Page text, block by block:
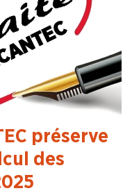
préserve
des